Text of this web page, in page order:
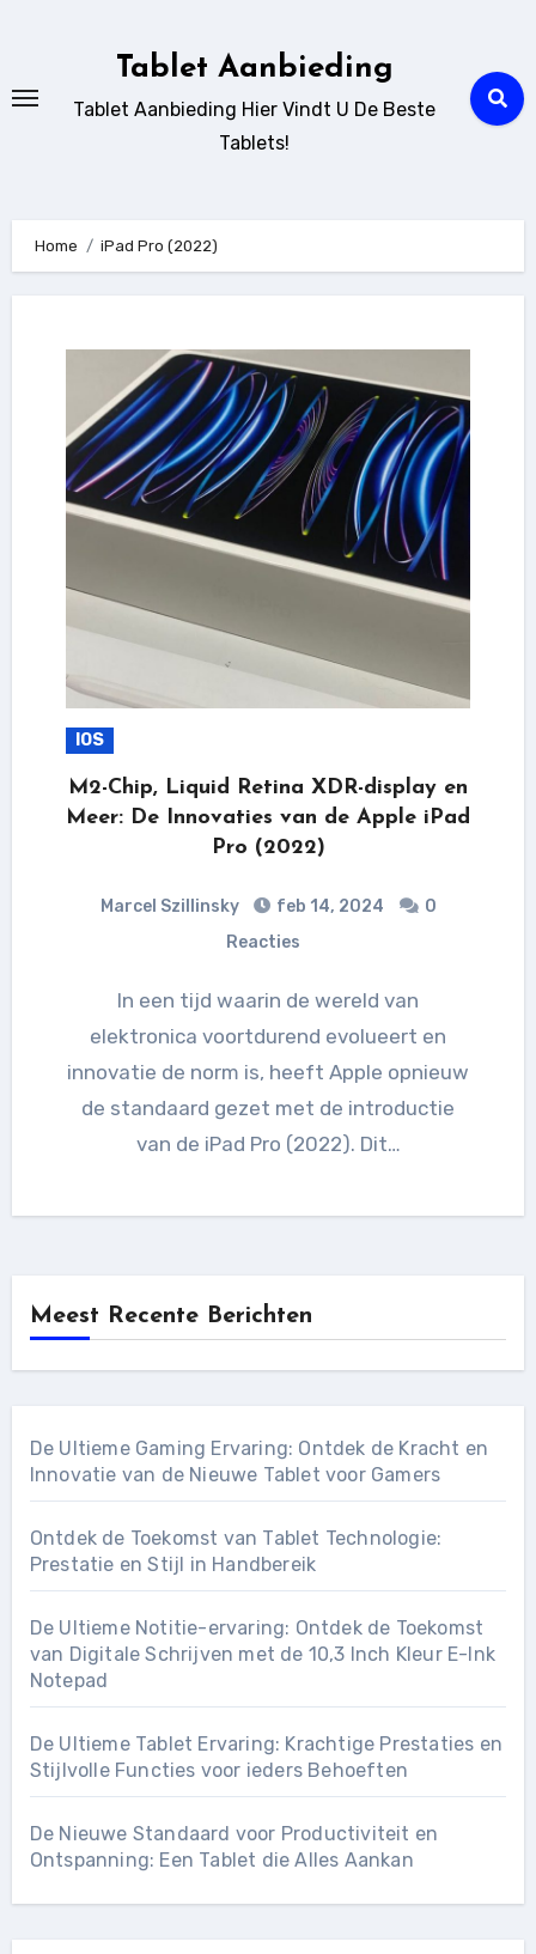
Tablet Aanbieding
Tablet Aanbieding Hier Vindt U De Beste
Tablets!
Home iPad Pro (2022)
IOS
M2-Chip, Liquid Retina XDR-display en
Meer: De Innovaties van de Apple iPad
Pro (2022)
Marcel Szillinsky feb 14, 2024
0
Reacties
In een tijd waarin de wereld van
elektronica voortdurend evolueert en
innovatie de norm is, heeft Apple opnieuw
de standaard gezet met de introductie
van de iPad Pro (2022). Dit…
Meest Recente Berichten
De Ultieme Gaming Ervaring: Ontdek de Kracht en
Innovatie van de Nieuwe Tablet voor Gamers
Ontdek de Toekomst van Tablet Technologie:
Prestatie en Stijl in Handbereik
De Ultieme Notitie-ervaring: Ontdek de Toekomst
van Digitale Schrijven met de 10,3 Inch Kleur E-Ink
Notepad
De Ultieme Tablet Ervaring: Krachtige Prestaties en
Stijlvolle Functies voor ieders Behoeften
De Nieuwe Standaard voor Productiviteit en
Ontspanning: Een Tablet die Alles Aankan